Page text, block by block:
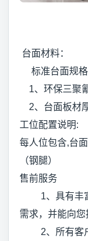
台面材料：
标准台面规格
1、环保三聚
2、台面板材
工位配置说明:
每人位包含,台
（钢腿）
售前服务
1、具有丰富
需求，并能向您
2、所有客户